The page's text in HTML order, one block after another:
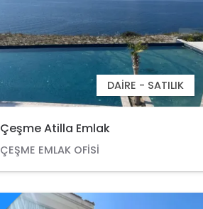
DAIRE - SATILIK
Çeşme Atilla Emlak
ÇEŞME EMLAK OFISI